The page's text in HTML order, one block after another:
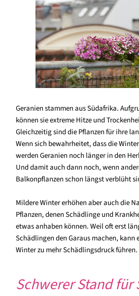
Geranien stammen aus Südafrika.
können sie extreme Hitze und
Gleichzeitig sind die Pflanzen für ihre
Wenn sich bewahrheitet, dass die
werden Geranien noch länger in den
Und damit auch dann noch, wenn
Balkonpflanzen schon längst verblüht
Mildere Winter erhöhen aber auch die
Pflanzen, denen Schädlinge und
etwas anhaben können. Weil oft erst
Schädlingen den Garaus machen, kann
Winter zu mehr Schädlingsdruck führen.
Schwerer Stand für